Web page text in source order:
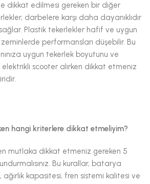
dikkat edilmesi gereken bir diğer
darbelere karşı daha dayanıklıdır
Plastik tekerlekler hafif ve uygun
performansları düşebilir. Bu
uygun tekerlek boyutunu ve
scooter alırken dikkat etmeniz
hangi kriterlere dikkat etmeliyim?
mutlaka dikkat etmeniz gereken 5
Bu kurallar, batarya
ağırlık kapasitesi, fren sistemi kalitesi ve